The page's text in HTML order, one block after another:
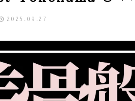
2025.09.27